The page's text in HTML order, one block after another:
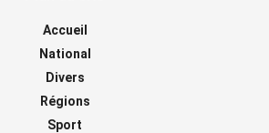
Accueil
National
Divers
Régions
Sport